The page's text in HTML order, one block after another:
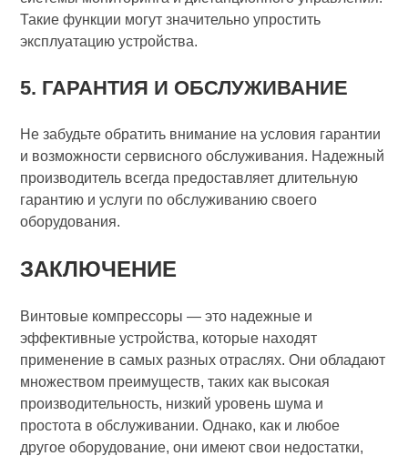
Такие функции могут значительно упростить
эксплуатацию устройства.
5. ГАРАНТИЯ И ОБСЛУЖИВАНИЕ
Не забудьте обратить внимание на условия гарантии
и возможности сервисного обслуживания. Надежный
производитель всегда предоставляет длительную
гарантию и услуги по обслуживанию своего
оборудования.
ЗАКЛЮЧЕНИЕ
Винтовые компрессоры — это надежные и
эффективные устройства, которые находят
применение в самых разных отраслях. Они обладают
множеством преимуществ, таких как высокая
производительность, низкий уровень шума и
простота в обслуживании. Однако, как и любое
другое оборудование, они имеют свои недостатки,